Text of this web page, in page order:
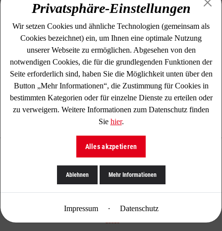
Privatsphäre-Einstellungen
Wir setzen Cookies und ähnliche Technologien (gemeinsam als
Cookies bezeichnet) ein, um Ihnen eine optimale Nutzung
unserer Webseite zu ermöglichen. Abgesehen von den
notwendigen Cookies, die für die grundlegenden Funktionen der
Seite erforderlich sind, haben Sie die Möglichkeit unten über den
Button „Mehr Informationen“, die Zustimmung für Cookies in
bestimmten Kategorien oder für einzelne Dienste zu erteilen oder
zu verweigern. Weitere Informationen zum Datenschutz finden
Sie hier.
Alles akzpetieren
Ablehnen Mehr Informationen
Impressum · Datenschutz
Dachsanierung Landhaus
Bildungsgut Schmochtitz
Hier haben wir 1200 qm Dachfläche mit neuen
Biberschwanzziegeln eingedeckt. Neben einigen
Kehlen und Anschlüssen entstanden 24 Gauben,
die mit Schiefer verkleidet wurden.